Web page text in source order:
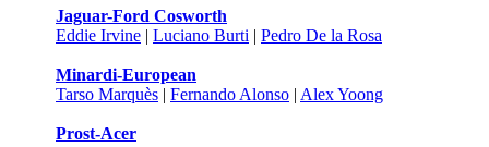
Jaguar-Ford Cosworth
Eddie Irvine | Luciano Burti | Pedro De la Rosa
Minardi-European
Tarso Marquès | Fernando Alonso | Alex Yoong
Prost-Acer